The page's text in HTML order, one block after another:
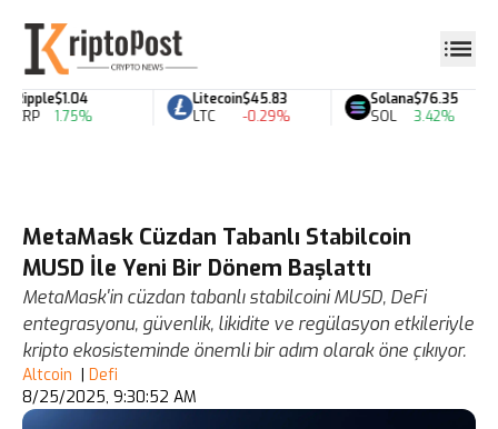
Ripple
XRP
$1.04
1.75%
Litecoin
LTC
$45.83
-0.29%
Solana
SOL
$76.35
3.42%
MetaMask Cüzdan Tabanlı Stabilcoin
MUSD İle Yeni Bir Dönem Başlattı
MetaMask'in cüzdan tabanlı stabilcoini MUSD, DeFi
entegrasyonu, güvenlik, likidite ve regülasyon etkileriyle
kripto ekosisteminde önemli bir adım olarak öne çıkıyor.
Altcoin | Defi
8/25/2025, 9:30:52 AM